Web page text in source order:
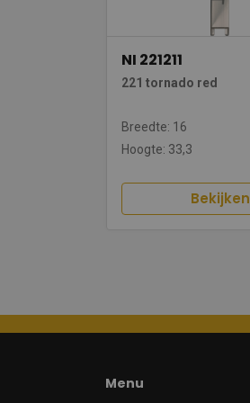
NI 221211
221 tornado red
Breedte: 16
Hoogte: 33,3
Bekijken
Menu